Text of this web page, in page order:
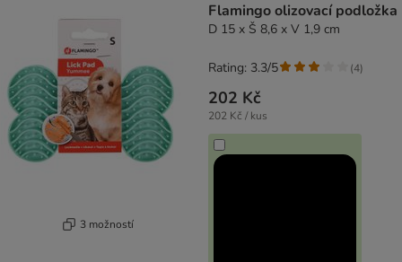
3 možností
Flamingo olizovací podložka
D 15 x Š 8,6 x V 1,9 cm
202 Kč
202 Kč / kus
Rating: 3.3/5 (4)